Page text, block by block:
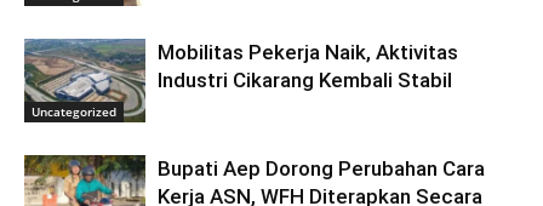
Uncategorized
Mobilitas Pekerja Naik, Aktivitas
Industri Cikarang Kembali Stabil
Bupati Aep Dorong Perubahan Cara
Kerja ASN, WFH Diterapkan Secara